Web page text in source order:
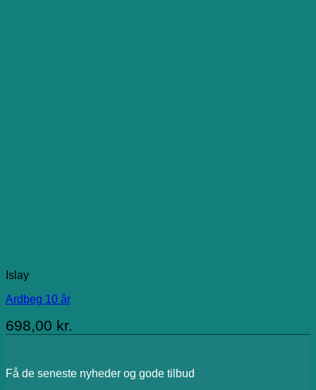
Islay
Ardbeg 10 år
698,00 kr.
Få de seneste nyheder og gode tilbud